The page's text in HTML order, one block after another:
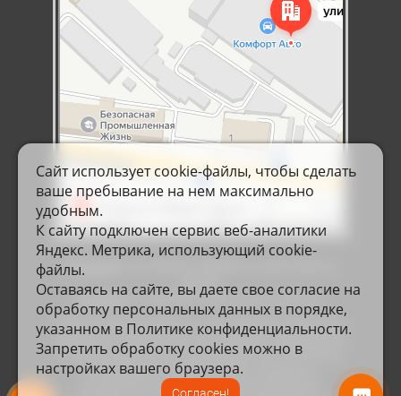
Политика
Согласиена обработку персональных данных
© Все материалы данного сайта являются объектами
авторского права (в том числе дизайн). Запрещается
копирование, распространение (в том числе путем
копирования на другие сайты и ресурсы в
Интернете) или любое иное использование
Сайт использует cookie-файлы, чтобы сделать
ваше пребывание на нем максимально
удобным.
К cайту подключен сервис веб-аналитики
Яндекс. Метрика, использующий cookie-
файлы.
Оставаясь на сайте, вы даете свое согласие на
обработку персональных данных в порядке,
указанном в Политике конфиденциальности.
Запретить обработку cookies можно в
настройках вашего браузера.